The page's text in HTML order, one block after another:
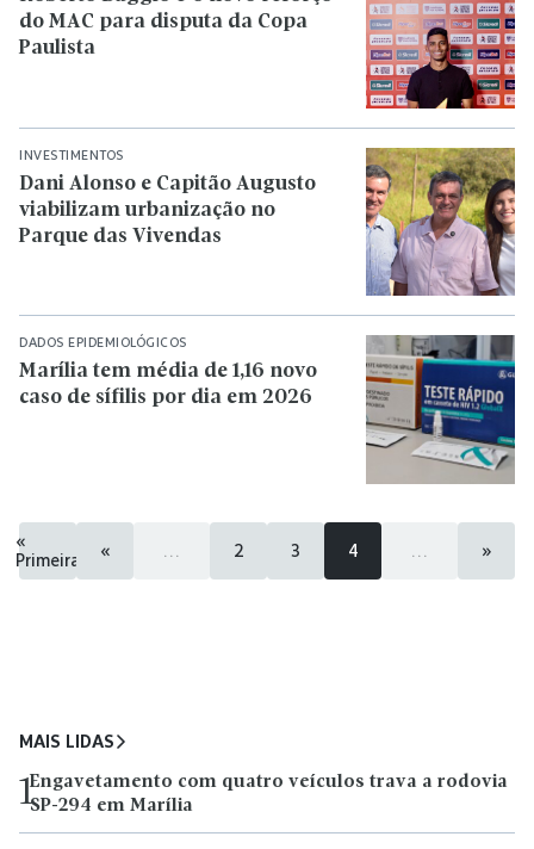
do MAC para disputa da Copa
Paulista
INVESTIMENTOS
Dani Alonso e Capitão Augusto
viabilizam urbanização no
Parque das Vivendas
DADOS EPIDEMIOLÓGICOS
Marília tem média de 1,16 novo
caso de sífilis por dia em 2026
«
Primeira
« 2 3 4 »
MAIS LIDAS
1Engavetamento com quatro veículos trava a rodovia
SP-294 em Marília